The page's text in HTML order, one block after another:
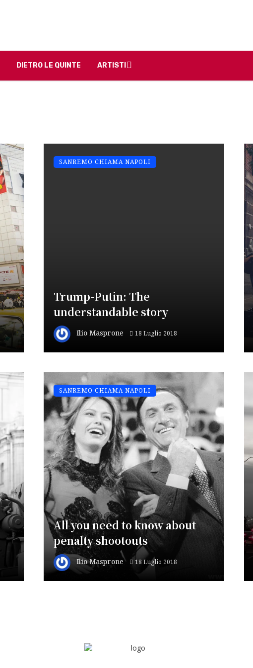
DIETRO LE QUINTE ARTISTI
Trump-Putin: The
understandable story
Ilio Masprone 18 Luglio 2018
SANREMO CHIAMA NAPOLI
All you need to know about
penalty shootouts
Ilio Masprone 18 Luglio 2018
SANREMO CHIAMA NAPOLI